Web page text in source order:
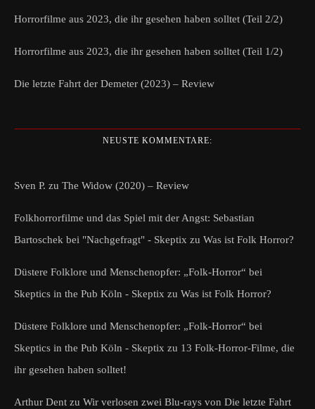
Horrorfilme aus 2023, die ihr gesehen haben solltet (Teil 2/2)
Horrorfilme aus 2023, die ihr gesehen haben solltet (Teil 1/2)
Die letzte Fahrt der Demeter (2023) – Review
NEUSTE KOMMENTARE:
Sven P. zu The Widow (2020) – Review
Folkhorrorfilme und das Spiel mit der Angst: Sebastian
Bartoschek bei "Nachgefragt" - Skeptix zu Was ist Folk Horror?
Düstere Folklore und Menschenopfer: „Folk-Horror“ bei
Skeptics in the Pub Köln - Skeptix zu Was ist Folk Horror?
Düstere Folklore und Menschenopfer: „Folk-Horror“ bei
Skeptics in the Pub Köln - Skeptix zu 13 Folk-Horror-Filme, die
ihr gesehen haben solltet!
Arthur Dent zu Wir verlosen zwei Blu-rays von Die letzte Fahrt